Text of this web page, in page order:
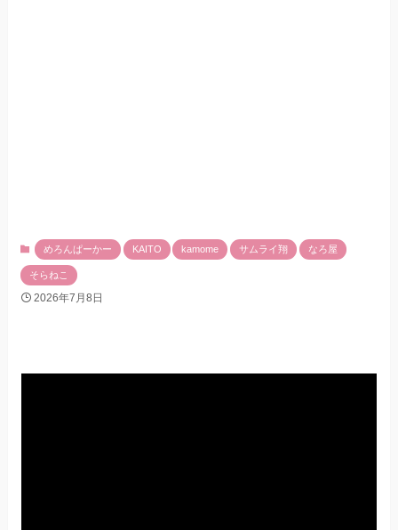
めろんぱーかー KAITO kamome サムライ翔 なろ屋
そらねこ
2026年7月8日